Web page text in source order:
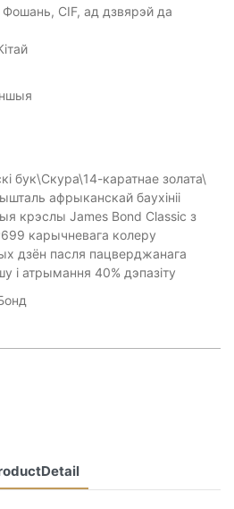
Фошань, CIF, ад дзвярэй да
бук\Скура\14-каратнае золата\
афрыканскай баухініі
крэслы James Bond Classic з
карычневага колеру
дзён пасля пацверджанага
і атрымання 40% дэпазіту